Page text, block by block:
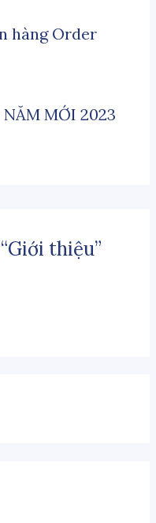
hàng Order
MỚI 2023
thiệu”